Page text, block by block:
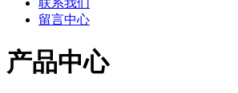
联系我们
留言中心
产品中心